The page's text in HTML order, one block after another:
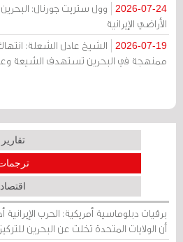
2026-07-24
وول ستريت جورنال:
الأراضي الإيرانية
2026-07-19
الشيخ عادل الشعلة:
ممنهجة في البحرين تستهدف الشيعة
تقارير
اقتصاد
برقيات دبلوماسية أمريكية: الحرب
أن الولايات المتحدة تخلت عن البحرين